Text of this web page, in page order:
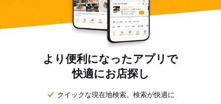
より便利になったアプリで
快適にお店探し
クイックな現在地検索。検索が快適に